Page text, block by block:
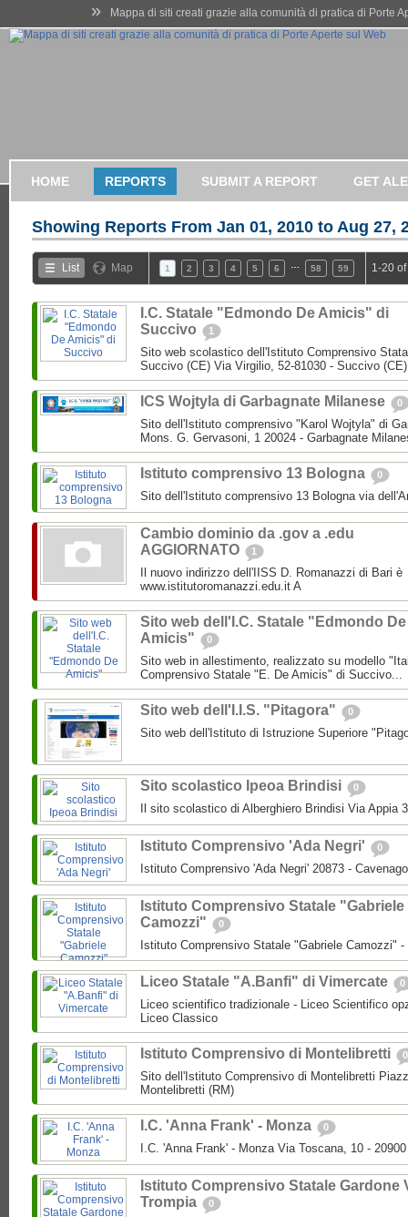
» Mappa di siti creati grazie alla comunità di pratica di Porte
HOME REPORTS SUBMIT A REPORT GET
Showing Reports From Jan 01, 2010 to Aug 27,
List Map 1 2 3 4 5 6 58 59 1-20
I.C. Statale "Edmondo De Amicis" di
Succivo
1
Sito web scolastico dell'Istituto Comprensivo
Succivo (CE) Via Virgilio, 52-81030 - Succivo
ICS Wojtyla di Garbagnate Milanese 0
Sito dell'Istituto comprensivo "Karol Wojtyla" di
Mons. G. Gervasoni, 1 20024 - Garbagnate
Istituto comprensivo 13 Bologna 0
Sito dell'Istituto comprensivo 13 Bologna via
Cambio dominio da .gov a .edu
AGGIORNATO
1
Il nuovo indirizzo dell'IISS D. Romanazzi di Bari è
www.istitutoromanazzi.edu.it A
Sito web dell'I.C. Statale "Edmondo De
Amicis"
0
Sito web in allestimento, realizzato su modello
Comprensivo Statale "E. De Amicis" di Succivo...
Sito web dell'I.I.S. "Pitagora" 0
Sito web dell'Istituto di Istruzione Superiore
Sito scolastico Ipeoa Brindisi 0
Il sito scolastico di Alberghiero Brindisi Via Appia
Istituto Comprensivo 'Ada Negri' 0
Istituto Comprensivo 'Ada Negri' 20873 -
Istituto Comprensivo Statale "Gabriele
Camozzi"
0
Istituto Comprensivo Statale "Gabriele Camozzi"
Liceo Statale "A.Banfi" di Vimercate 0
Liceo scientifico tradizionale - Liceo Scientifico
Liceo Classico
Istituto Comprensivo di Montelibretti 0
Sito dell'Istituto Comprensivo di Montelibretti
Montelibretti (RM)
I.C. 'Anna Frank' - Monza 0
I.C. 'Anna Frank' - Monza Via Toscana, 10 -
Istituto Comprensivo Statale Gardone
Trompia
0